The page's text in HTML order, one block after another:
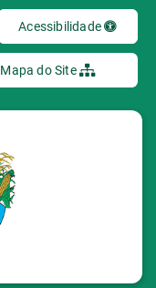
Acessibilidade
Mapa do Site